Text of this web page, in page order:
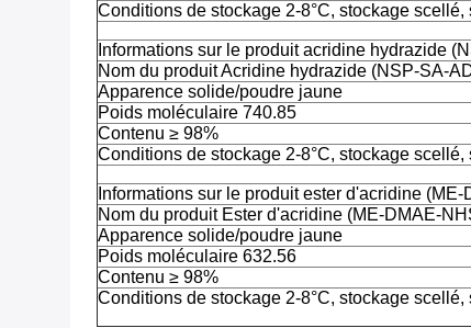
Conditions de stockage 2-8°C, stockage scellé,
Informations sur le produit acridine hydrazide
Nom du produit Acridine hydrazide (NSP-SA-
Apparence solide/poudre jaune
Poids moléculaire 740.85
Contenu ≥ 98%
Conditions de stockage 2-8°C, stockage scellé,
Informations sur le produit ester d'acridine
Nom du produit Ester d'acridine (ME-DMAE-
Apparence solide/poudre jaune
Poids moléculaire 632.56
Contenu ≥ 98%
Conditions de stockage 2-8°C, stockage scellé,